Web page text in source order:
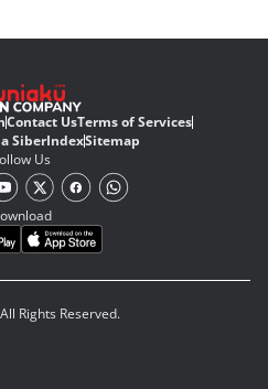
Contact UsTerms of Services
SiberIndexSitemap
Us
Rights Reserved.